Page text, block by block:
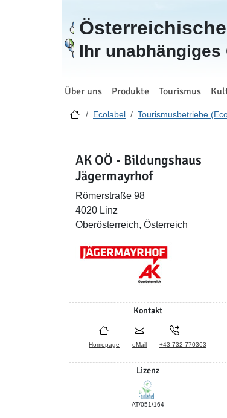
Zur Startseite
Ihr
Über uns Produkte Tourismus
Ecolabel Tourismusbetriebe
AK OÖ - Bildungshaus
Jägermayrhof
Römerstraße 98
4020 Linz
Oberösterreich, Österreich
Kontakt
Homepage eMail +43 732 770363
Lizenz
AT/051/164